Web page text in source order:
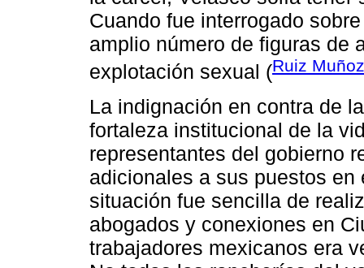
Cuando fue interrogado
amplio número de figuras de
explotación sexual (Ruiz
La indignación en contra de
fortaleza institucional de la
representantes del gobierno
adicionales a sus puestos
situación fue sencilla de
abogados y conexiones en
trabajadores mexicanos era